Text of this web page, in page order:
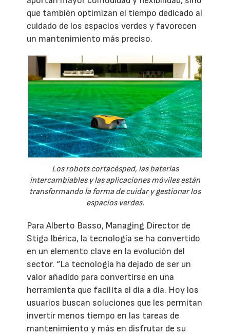
que también optimizan el tiempo dedicado al
cuidado de los espacios verdes y favorecen
un mantenimiento más preciso.
Los robots cortacésped, las baterías
intercambiables y las aplicaciones móviles están
transformando la forma de cuidar y gestionar los
espacios verdes.
Para Alberto Basso, Managing Director de
Stiga Ibérica, la tecnología se ha convertido
en un elemento clave en la evolución del
sector. “La tecnología ha dejado de ser un
valor añadido para convertirse en una
herramienta que facilita el día a día. Hoy los
usuarios buscan soluciones que les permitan
invertir menos tiempo en las tareas de
mantenimiento y más en disfrutar de su